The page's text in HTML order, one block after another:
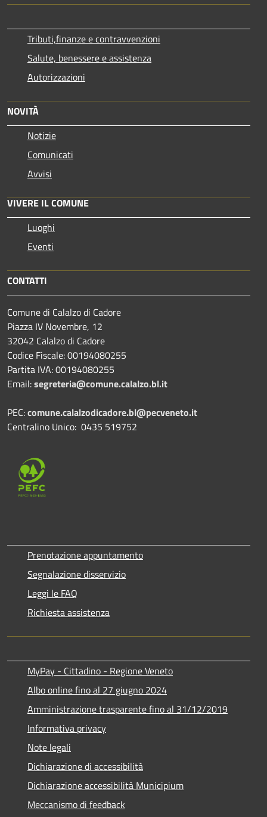
Tributi,finanze e contravvenzioni
Salute, benessere e assistenza
Autorizzazioni
NOVITÀ
Notizie
Comunicati
Avvisi
VIVERE IL COMUNE
Luoghi
Eventi
CONTATTI
Comune di Calalzo di Cadore
Piazza IV Novembre, 12
32042 Calalzo di Cadore
Codice Fiscale: 00194080255
Partita IVA: 00194080255
Email:segreteria@comune.calalzo.bl.it
PEC:comune.calalzodicadore.bl@pecveneto.it
Centralino Unico: 0435 519752
Prenotazione appuntamento
Segnalazione disservizio
Leggi le FAQ
Richiesta assistenza
MyPay - Cittadino - Regione Veneto
Albo online fino al 27 giugno 2024
Amministrazione trasparente fino al 31/12/2019
Informativa privacy
Note legali
Dichiarazione di accessibilità
Dichiarazione accessibilità Municipium
Meccanismo di feedback